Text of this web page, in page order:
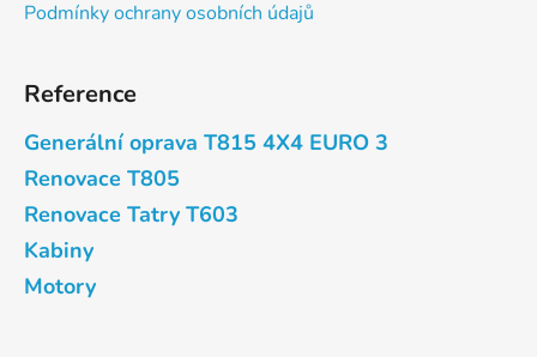
Podmínky ochrany osobních údajů
Reference
Generální oprava T815 4X4 EURO 3
Renovace T805
Renovace Tatry T603
Kabiny
Motory